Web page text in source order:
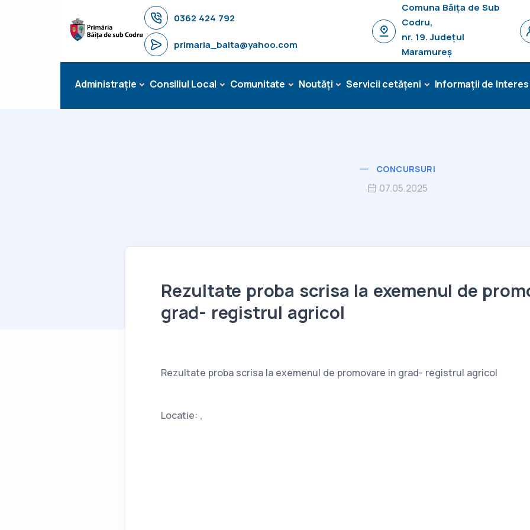
0362 424 792
primaria_baita@yahoo.com
Comuna Băița de Sub
Codru,
nr. 19. Județul
Maramureș
Administrație Consiliul Local Comunitate Noutăți Servicii cetățeni Informații de
CONCURSURI
07.05.2025
Rezultate proba scrisa la exemenul de
grad- registrul agricol
Rezultate proba scrisa la exemenul de promovare in grad- registrul agricol
Locatie: ,